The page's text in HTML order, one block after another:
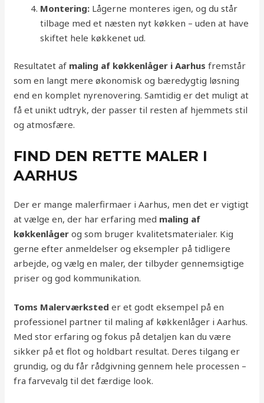
Montering: Lågerne monteres igen, og du står
tilbage med et næsten nyt køkken – uden at have
skiftet hele køkkenet ud.
Resultatet af maling af køkkenlåger i Aarhus fremstår
som en langt mere økonomisk og bæredygtig løsning
end en komplet nyrenovering. Samtidig er det muligt at
få et unikt udtryk, der passer til resten af hjemmets stil
og atmosfære.
FIND DEN RETTE MALER I
AARHUS
Der er mange malerfirmaer i Aarhus, men det er vigtigt
at vælge en, der har erfaring med maling af
køkkenlåger og som bruger kvalitetsmaterialer. Kig
gerne efter anmeldelser og eksempler på tidligere
arbejde, og vælg en maler, der tilbyder gennemsigtige
priser og god kommunikation.
Toms Malerværksted er et godt eksempel på en
professionel partner til maling af køkkenlåger i Aarhus.
Med stor erfaring og fokus på detaljen kan du være
sikker på et flot og holdbart resultat. Deres tilgang er
grundig, og du får rådgivning gennem hele processen –
fra farvevalg til det færdige look.